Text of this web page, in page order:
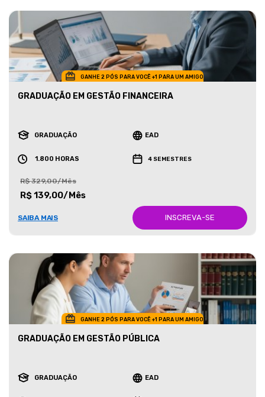
GANHE 2 PÓS PARA VOCÊ +1 PARA UM AMIGO
GRADUAÇÃO EM GESTÃO FINANCEIRA
GRADUAÇÃO EAD
1.800 HORAS 4 SEMESTRES
R$ 329,00/Mês
R$ 139,00/Mês
SAIBA MAIS INSCREVA-SE
GANHE 2 PÓS PARA VOCÊ +1 PARA UM AMIGO
GRADUAÇÃO EM GESTÃO PÚBLICA
GRADUAÇÃO EAD